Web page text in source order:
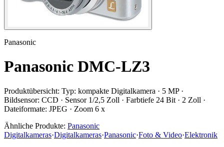
Panasonic
Panasonic DMC-LZ3
Produktübersicht: Typ: kompakte Digitalkamera · 5 MP ·
Bildsensor: CCD · Sensor 1/2,5 Zoll · Farbtiefe 24 Bit · 2 Zoll ·
Dateiformate: JPEG · Zoom 6 x
Ähnliche Produkte: Panasonic
Digitalkameras·Digitalkameras·Panasonic·Foto & Video·Elektronik